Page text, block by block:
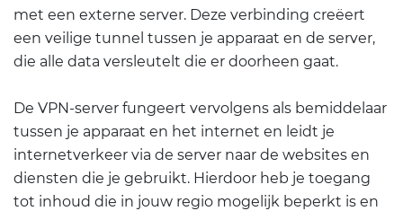
met een externe server. Deze verbinding creëert
een veilige tunnel tussen je apparaat en de server,
die alle data versleutelt die er doorheen gaat.
De VPN-server fungeert vervolgens als bemiddelaar
tussen je apparaat en het internet en leidt je
internetverkeer via de server naar de websites en
diensten die je gebruikt. Hierdoor heb je toegang
tot inhoud die in jouw regio mogelijk beperkt is en